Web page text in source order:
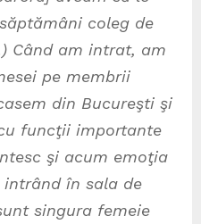
coleg de
Când am intrat, am
pe membrii
din Bucureşti şi
funcţii importante
şi acum emoţia
în sala de
singura femeie